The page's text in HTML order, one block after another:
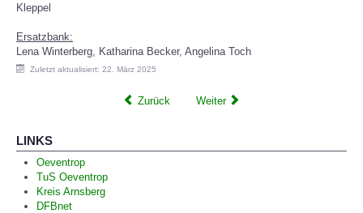
Kleppel
Ersatzbank:
Lena Winterberg, Katharina Becker, Angelina Toch
Zuletzt aktualisiert: 22. März 2025
Zurück Weiter
LINKS
Oeventrop
TuS Oeventrop
Kreis Arnsberg
DFBnet